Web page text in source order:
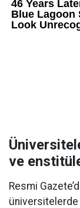
ve
Resmi
üniversitelerde